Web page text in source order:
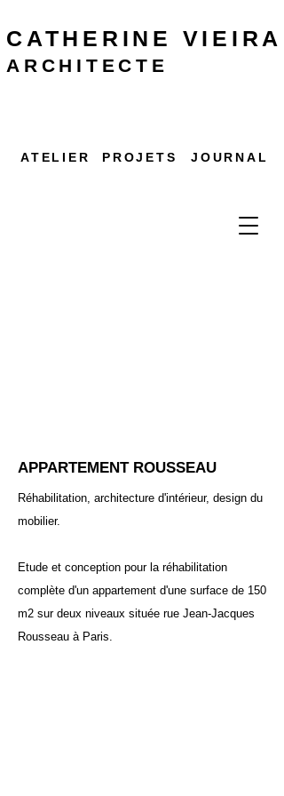
CATHERINE VIEIRA
ARCHITECTE
ATELIER JOURNAL
PROJETS
APPARTEMENT ROUSSEAU
Réhabilitation, architecture d'intérieur, design du
mobilier.
Etude et conception pour la réhabilitation
complète d'un appartement d'une surface de 150
m2 sur deux niveaux située rue Jean-Jacques
Rousseau à Paris.